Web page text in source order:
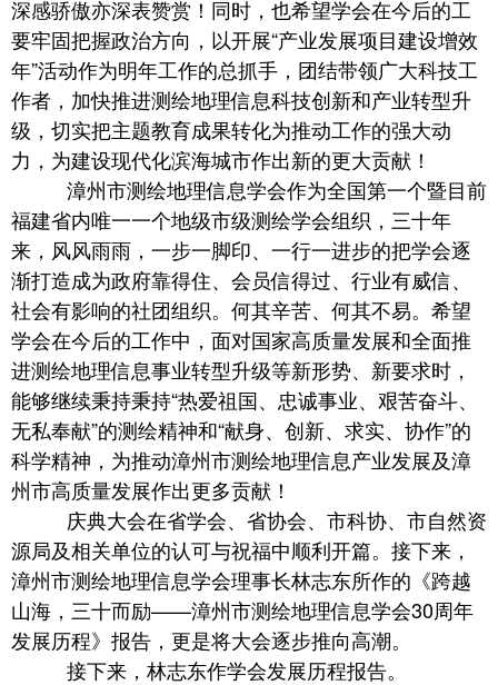
深感骄傲亦深表赞赏！同时，也希望学会在今后的工
要牢固把握政治方向，以开展“产业发展项目建设增效
年”活动作为明年工作的总抓手，团结带领广大科技工
作者，加快推进测绘地理信息科技创新和产业转型升
级，切实把主题教育成果转化为推动工作的强大动
力，为建设现代化滨海城市作出新的更大贡献！
漳州市测绘地理信息学会作为全国第一个暨目前
福建省内唯一一个地级市级测绘学会组织，三十年
来，风风雨雨，一步一脚印、一行一进步的把学会逐
渐打造成为政府靠得住、会员信得过、行业有威信、
社会有影响的社团组织。何其辛苦、何其不易。希望
学会在今后的工作中，面对国家高质量发展和全面推
进测绘地理信息事业转型升级等新形势、新要求时，
能够继续秉持秉持“热爱祖国、忠诚事业、艰苦奋斗、
无私奉献”的测绘精神和“献身、创新、求实、协作”的
科学精神，为推动漳州市测绘地理信息产业发展及漳
州市高质量发展作出更多贡献！
庆典大会在省学会、省协会、市科协、市自然资
源局及相关单位的认可与祝福中顺利开篇。接下来，
漳州市测绘地理信息学会理事长林志东所作的《跨越
山海，三十而励——漳州市测绘地理信息学会30周年
发展历程》报告，更是将大会逐步推向高潮。
接下来，林志东作学会发展历程报告。